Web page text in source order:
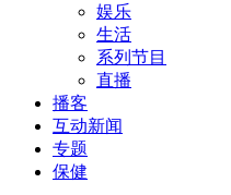
娱乐
生活
系列节目
直播
播客
互动新闻
专题
保健